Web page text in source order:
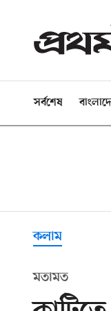
সর্বশেষ
কলাম
মতামত